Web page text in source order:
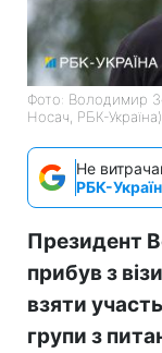
Фото: Володимир
Носач, РБК-Україна)
Не
РБК-
Президент
прибув з
взяти
групи з